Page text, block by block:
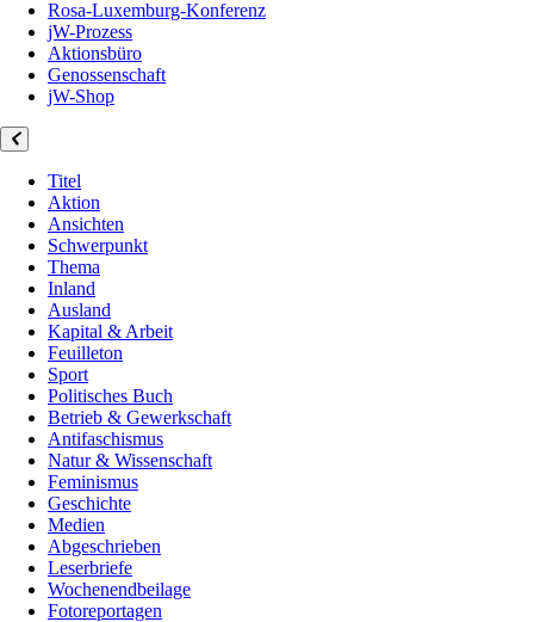
Rosa-Luxemburg-Konferenz
jW-Prozess
Aktionsbüro
Genossenschaft
jW-Shop
Titel
Aktion
Ansichten
Schwerpunkt
Thema
Inland
Ausland
Kapital & Arbeit
Feuilleton
Sport
Politisches Buch
Betrieb & Gewerkschaft
Antifaschismus
Natur & Wissenschaft
Feminismus
Geschichte
Medien
Abgeschrieben
Leserbriefe
Wochenendbeilage
Fotoreportagen